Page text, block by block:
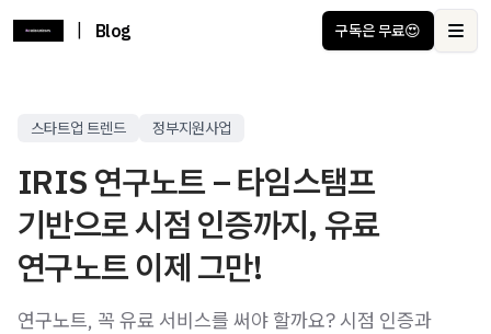
Blog 구독은 무료😍
스타트업 트렌드 정부지원사업
IRIS 연구노트 – 타임스탬프
기반으로 시점 인증까지, 유료
연구노트 이제 그만!
연구노트, 꼭 유료 서비스를 써야 할까요? 시점 인증과